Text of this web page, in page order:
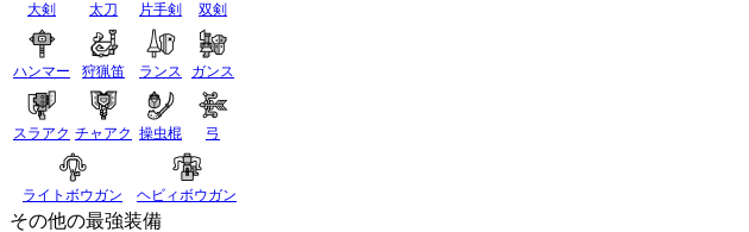
大剣 太刀 片手剣 双剣
ハンマー 狩猟笛 ランス ガンス
スラアク チャアク 操虫棍 弓
ライトボウガン ヘビィボウガン
その他の最強装備